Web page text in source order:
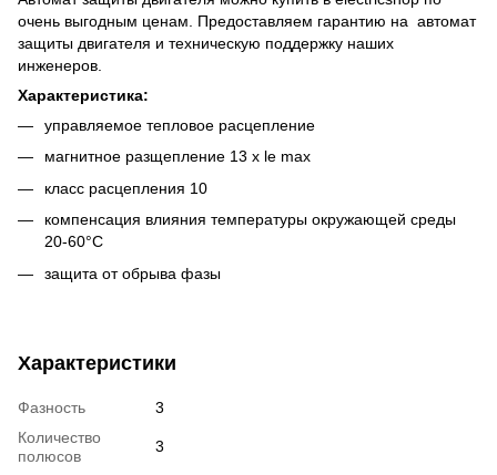
очень выгодным ценам. Предоставляем гарантию на автомат
защиты двигателя и техническую поддержку наших
инженеров.
Характеристика:
управляемое тепловое расцепление
магнитное разщепление 13 x le max
класс расцепления 10
компенсация влияния температуры окружающей среды
20-60°С
защита от обрыва фазы
Характеристики
Фазность
3
Количество
полюсов
3